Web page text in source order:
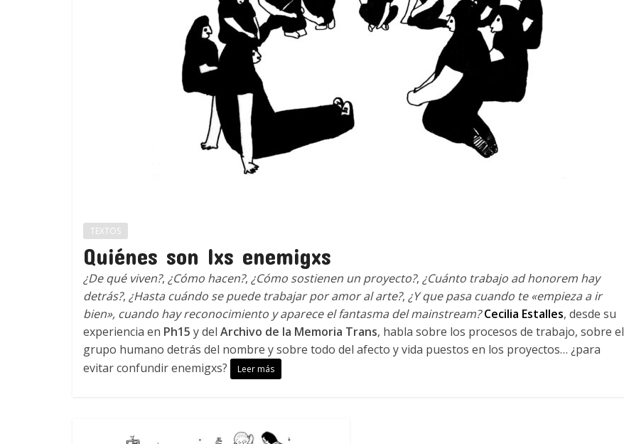
TEXTOS
Quiénes son lxs enemigxs
¿De qué viven?, ¿Cómo hacen?, ¿Cómo sostienen un proyecto?, ¿Cuánto trabajo ad honorem hay
detrás?, ¿Hasta cuándo se puede trabajar por amor al arte?, ¿Y que pasa cuando te «empieza a ir
bien», cuando hay reconocimiento y aparece el fantasma del mainstream? Cecilia Estalles, desde su
experiencia en Ph15 y del Archivo de la Memoria Trans, habla sobre los procesos de trabajo, sobre el
grupo humano detrás del nombre y sobre todo del afecto y vida puestos en los proyectos… ¿para
evitar confundir enemigxs?
Leer más